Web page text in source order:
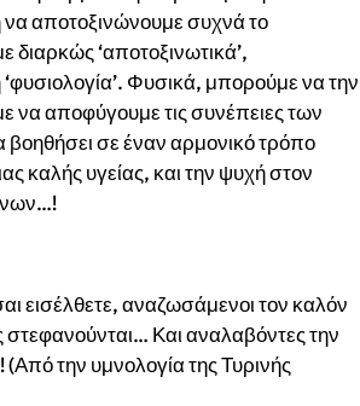
αποτοξινώνουμε συχνά το
‘αποτοξινωτικά’,
Φυσικά, μπορούμε να την
να αποφύγουμε τις συνέπειες των
βοηθήσει σε έναν αρμονικό τρόπο
καλής υγείας, και την ψυχή στον
εισέλθετε, αναζωσάμενοι τον καλόν
Και αναλαβόντες την
την υμνολογία της Τυρινής